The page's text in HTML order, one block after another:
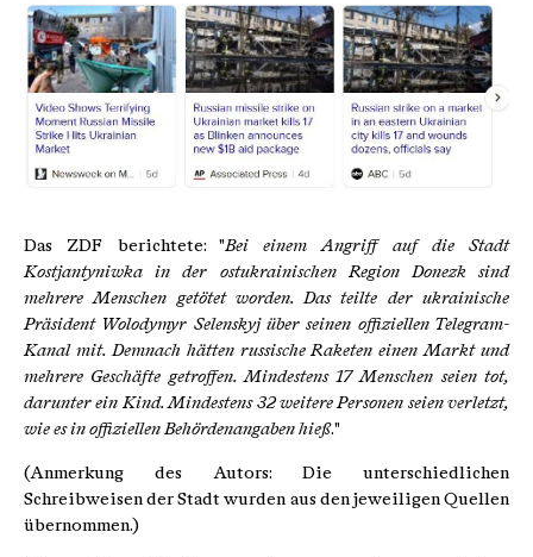
Das ZDF berichtete: "Bei einem Angriff auf die Stadt
Kostjantyniwka in der ostukrainischen Region Donezk sind
mehrere Menschen getötet worden. Das teilte der ukrainische
Präsident Wolodymyr Selenskyj über seinen offiziellen Telegram-
Kanal mit. Demnach hätten russische Raketen einen Markt und
mehrere Geschäfte getroffen. Mindestens 17 Menschen seien tot,
darunter ein Kind. Mindestens 32 weitere Personen seien verletzt,
wie es in offiziellen Behördenangaben hieß."
(Anmerkung des Autors: Die unterschiedlichen
Schreibweisen der Stadt wurden aus den jeweiligen Quellen
übernommen.)